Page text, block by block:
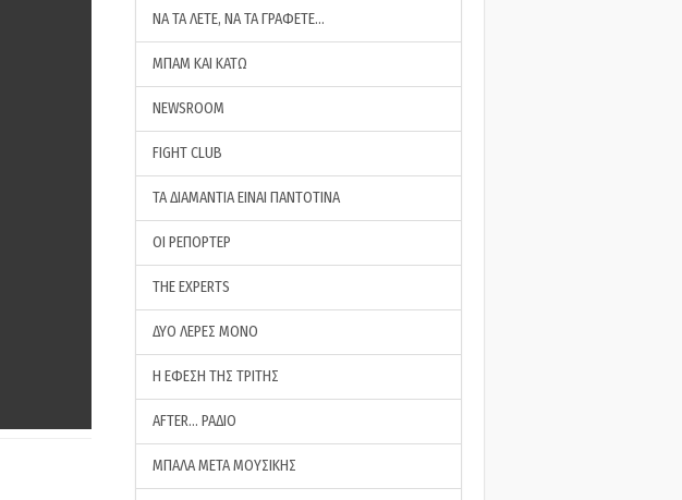
ΝΑ ΤΑ ΛΕΤΕ, ΝΑ ΤΑ ΓΡΑΦΕΤΕ…
ΜΠΑΜ ΚΑΙ ΚΑΤΩ
NEWSROOM
FIGHT CLUB
ΤΑ ΔΙΑΜΑΝΤΙΑ ΕΙΝΑΙ ΠΑΝΤΟΤΙΝΑ
ΟΙ ΡΕΠΟΡΤΕΡ
THE EXPERTS
ΔΥΟ ΛΕΡΕΣ ΜΟΝΟ
Η ΕΦΕΣΗ ΤΗΣ ΤΡΙΤΗΣ
AFTER… ΡΑΔΙΟ
ΜΠΑΛΑ ΜΕΤΑ ΜΟΥΣΙΚΗΣ